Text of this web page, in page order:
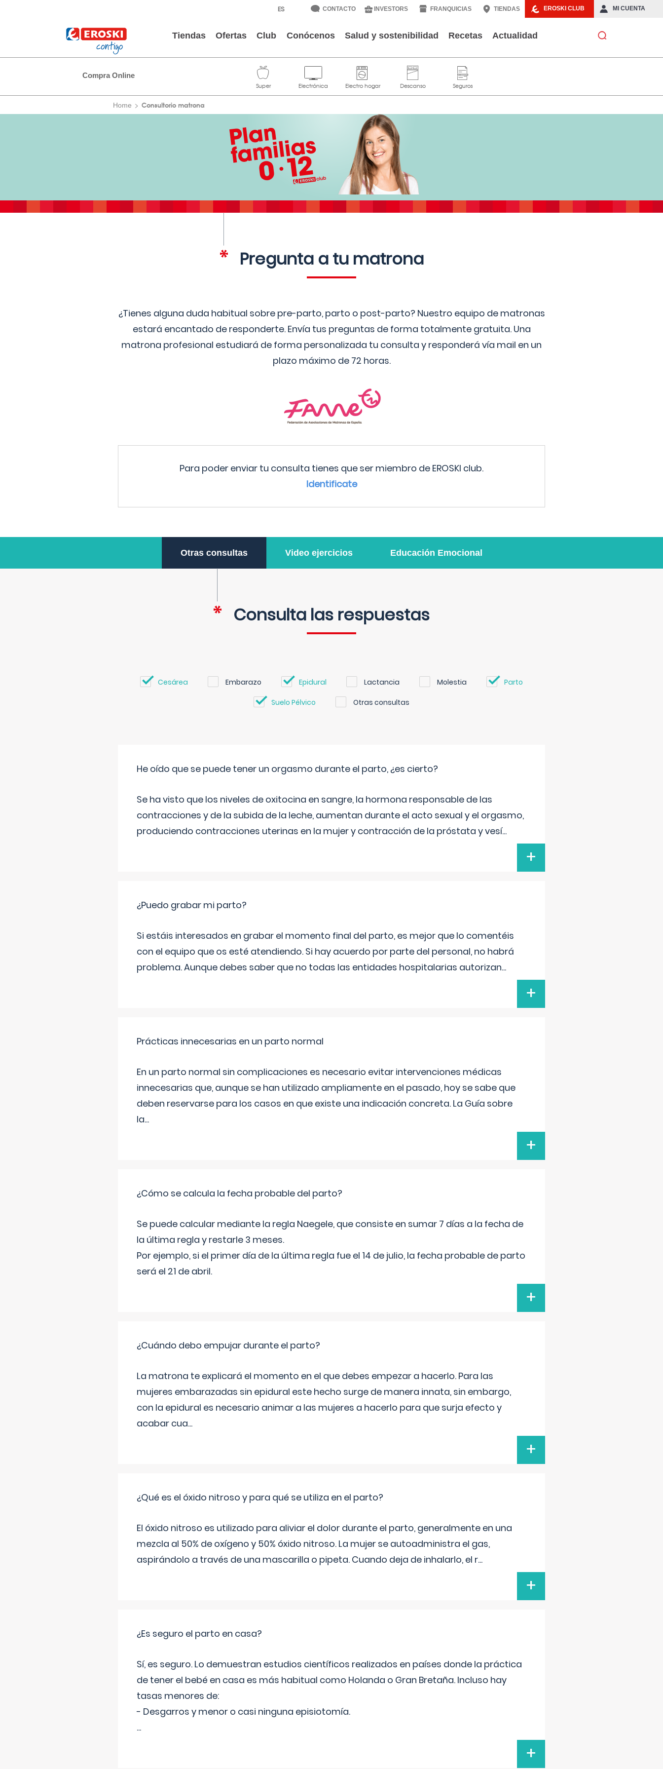
EROSKI CLUB MI CUENTA
CONTACTO INVESTORS FRANQUICIAS TIENDAS
Tiendas Ofertas Club Conócenos Salud y sostenibilidad Recetas Actualidad
Compra Online
Home Consultorio matrona
Pregunta a tu matrona
¿Tienes alguna duda habitual sobre pre-parto, parto o post-parto? Nuestro equipo de matronas
estará encantado de responderte. Envía tus preguntas de forma totalmente gratuita. Una
matrona profesional estudiará de forma personalizada tu consulta y responderá vía mail en un
plazo máximo de 72 horas.
Para poder enviar tu consulta tienes que ser miembro de EROSKI club.
Identificate
Otras consultas Video ejercicios Educación Emocional
Consulta las respuestas
Cesárea Embarazo Epidural Lactancia Molestia Parto
Suelo Pélvico Otras consultas
He oído que se puede tener un orgasmo durante el parto, ¿es cierto?
Se ha visto que los niveles de oxitocina en sangre, la hormona responsable de las
contracciones y de la subida de la leche, aumentan durante el acto sexual y el orgasmo,
produciendo contracciones uterinas en la mujer y contracción de la próstata y vesí...
+
¿Puedo grabar mi parto?
Si estáis interesados en grabar el momento final del parto, es mejor que lo comentéis
con el equipo que os esté atendiendo. Si hay acuerdo por parte del personal, no habrá
problema. Aunque debes saber que no todas las entidades hospitalarias autorizan...
+
Prácticas innecesarias en un parto normal
En un parto normal sin complicaciones es necesario evitar intervenciones médicas
innecesarias que, aunque se han utilizado ampliamente en el pasado, hoy se sabe que
deben reservarse para los casos en que existe una indicación concreta. La Guía sobre
la...
+
¿Cómo se calcula la fecha probable del parto?
Se puede calcular mediante la regla Naegele, que consiste en sumar 7 días a la fecha de
la última regla y restarle 3 meses.
Por ejemplo, si el primer día de la última regla fue el 14 de julio, la fecha probable de parto
será el 21 de abril.
+
¿Cuándo debo empujar durante el parto?
La matrona te explicará el momento en el que debes empezar a hacerlo. Para las
mujeres embarazadas sin epidural este hecho surge de manera innata, sin embargo,
con la epidural es necesario animar a las mujeres a hacerlo para que surja efecto y
acabar cua...
+
¿Qué es el óxido nitroso y para qué se utiliza en el parto?
El óxido nitroso es utilizado para aliviar el dolor durante el parto, generalmente en una
mezcla al 50% de oxígeno y 50% óxido nitroso. La mujer se autoadministra el gas,
aspirándolo a través de una mascarilla o pipeta. Cuando deja de inhalarlo, el r...
+
¿Es seguro el parto en casa?
Sí, es seguro. Lo demuestran estudios científicos realizados en países donde la práctica
de tener el bebé en casa es más habitual como Holanda o Gran Bretaña. Incluso hay
tasas menores de:
- Desgarros y menor o casi ninguna episiotomía.
...
+